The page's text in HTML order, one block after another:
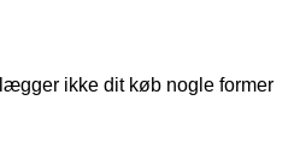
ikke dit køb nogle former